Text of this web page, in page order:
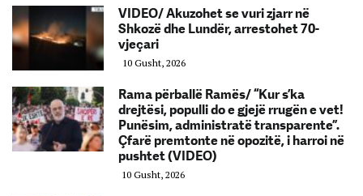
VIDEO/ Akuzohet se vuri zjarr në
Shkozë dhe Lundër, arrestohet 70-
vjeçari
10 Gusht, 2026
Rama përballë Ramës/ “Kur s’ka
drejtësi, populli do e gjejë rrugën e vet!
Punësim, administratë transparente”.
Çfarë premtonte në opozitë, i harroi në
pushtet (VIDEO)
10 Gusht, 2026